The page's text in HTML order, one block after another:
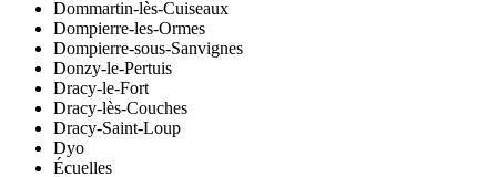
Dommartin-lès-Cuiseaux
Dompierre-les-Ormes
Dompierre-sous-Sanvignes
Donzy-le-Pertuis
Dracy-le-Fort
Dracy-lès-Couches
Dracy-Saint-Loup
Dyo
Écuelles